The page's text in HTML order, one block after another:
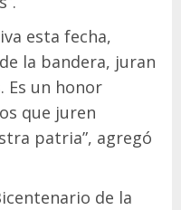
esta fecha,
la bandera, juran
Es un honor
que juren
patria”, agregó
de la